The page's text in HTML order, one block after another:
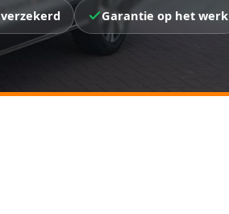
Garantie op het werk